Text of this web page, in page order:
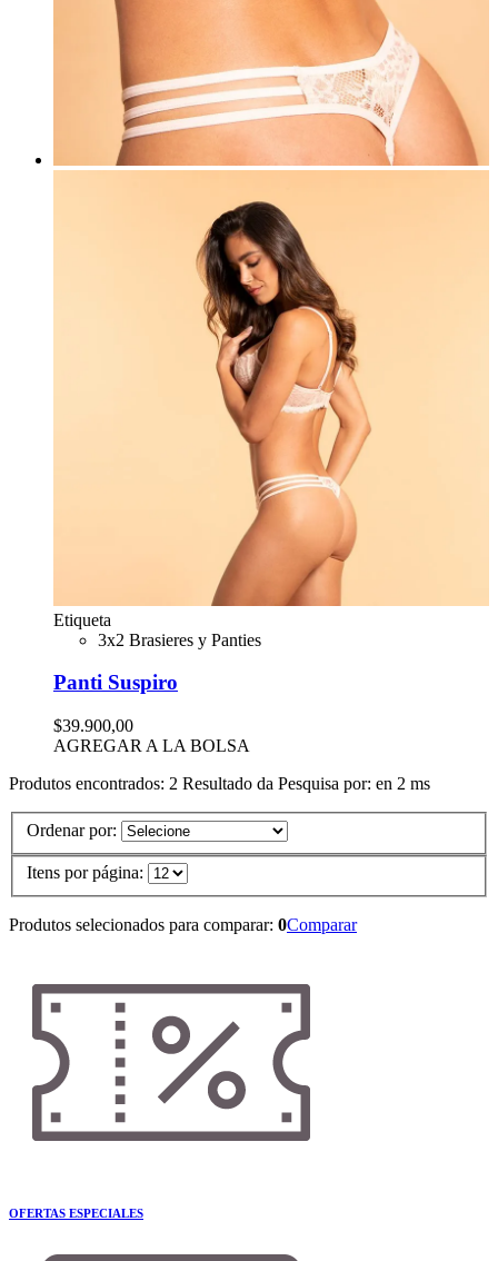
Etiqueta
3x2 Brasieres y Panties
Panti Suspiro
$39.900,00
AGREGAR A LA BOLSA
Produtos encontrados: 2 Resultado da Pesquisa por: en 2 ms
Ordenar por:
Itens por página:
Produtos selecionados para comparar: 0Comparar
OFERTAS ESPECIALES